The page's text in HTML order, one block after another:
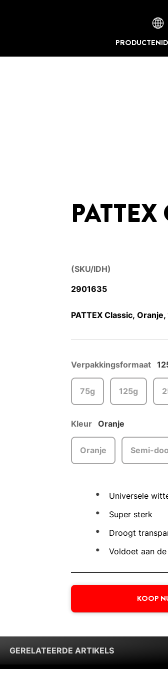
PRODUCTEN
(SKU/IDH)
2901635
PATTEX Classic, Oranje,
Verpakkingsformaat
75g 125g
Kleur Oranje
Oranje Semi-
Universele
Super sterk
Droogt
Voldoet aan
KOOP
GERELATEERDE ARTIKELS